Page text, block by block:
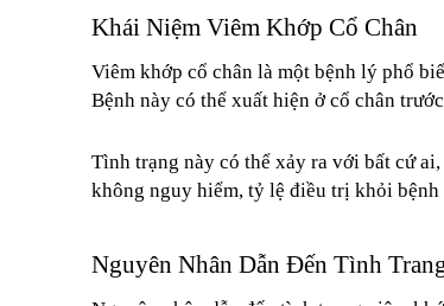
Khái Niệm Viêm Khớp Cổ Chân
Viêm khớp cổ chân là một bệnh lý phổ
Bệnh này có thể xuất hiện ở cổ chân
Tình trạng này có thể xảy ra với bất cứ
không nguy hiểm, tỷ lệ điều trị khỏi bệnh
Nguyên Nhân Dẫn Đến Tình